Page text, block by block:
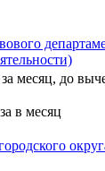
за месяц, до
в месяц